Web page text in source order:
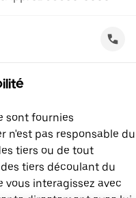
sont fournies
n'est pas responsable du
tiers ou de tout
tiers découlant du
vous interagissez avec